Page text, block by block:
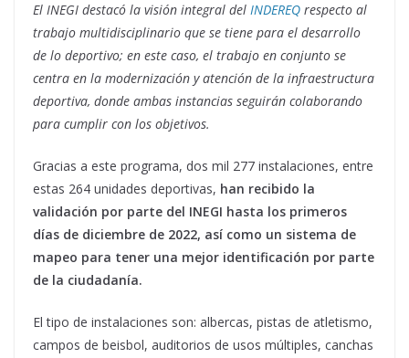
El INEGI destacó la visión integral del INDEREQ respecto al
trabajo multidisciplinario que se tiene para el desarrollo
de lo deportivo; en este caso, el trabajo en conjunto se
centra en la modernización y atención de la infraestructura
deportiva, donde ambas instancias seguirán colaborando
para cumplir con los objetivos.
Gracias a este programa, dos mil 277 instalaciones, entre
estas 264 unidades deportivas, han recibido la
validación por parte del INEGI hasta los primeros
días de diciembre de 2022, así como un sistema de
mapeo para tener una mejor identificación por parte
de la ciudadanía.
El tipo de instalaciones son: albercas, pistas de atletismo,
campos de beisbol, auditorios de usos múltiples, canchas